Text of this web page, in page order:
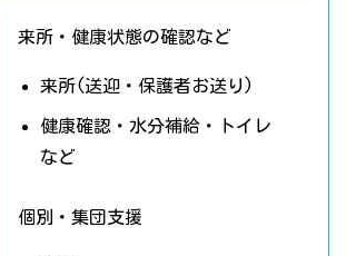
来所・健康状態の確認など
来所(送迎・保護者お送り)
健康確認・水分補給・トイレ
など
個別・集団支援